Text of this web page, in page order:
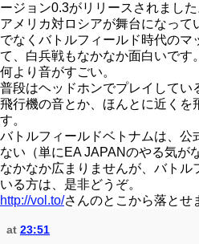
ージョン0.3がリリースされました
アメリカ対ロシアが舞台になって
でなくバトルフィールド時代のマ
て、白兵戦もなかなか面白いです。
何より音がすごい。
普段はヘッドホンでプレイしてい
飛行機の音とか、ほんとに近くを
す。
バトルフィールドベトナムは、公
ない（単にEA JAPANのやる気が
なかなか広まりませんが、バトル
いる方は、是非どうぞ。
http://vol.to/さんのとこから落とせ
at 23:51